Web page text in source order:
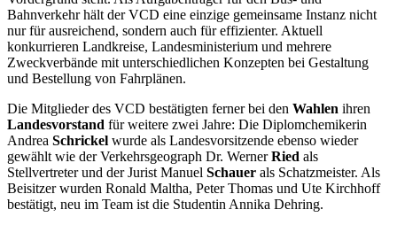
Bahnverkehr hält der VCD eine einzige gemeinsame Instanz nicht
nur für ausreichend, sondern auch für effizienter. Aktuell
konkurrieren Landkreise, Landesministerium und mehrere
Zweckverbände mit unterschiedlichen Konzepten bei Gestaltung
und Bestellung von Fahrplänen.
Die Mitglieder des VCD bestätigten ferner bei den Wahlen ihren
Landesvorstand für weitere zwei Jahre: Die Diplomchemikerin
Andrea Schrickel wurde als Landesvorsitzende ebenso wieder
gewählt wie der Verkehrsgeograph Dr. WernerRied als
Stellvertreter und der Jurist Manuel Schauer als Schatzmeister. Als
Beisitzer wurden Ronald Maltha, Peter Thomas und Ute Kirchhoff
bestätigt, neu im Team ist die Studentin Annika Dehring.